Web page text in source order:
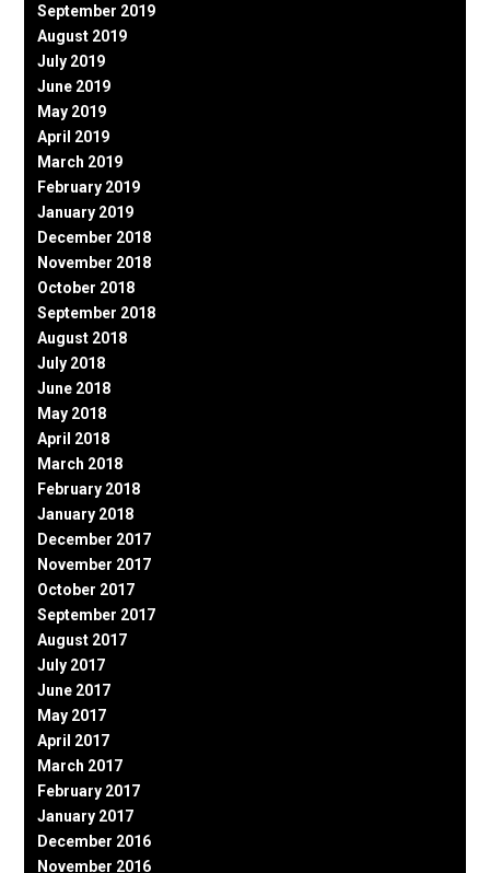
September 2019
August 2019
July 2019
June 2019
May 2019
April 2019
March 2019
February 2019
January 2019
December 2018
November 2018
October 2018
September 2018
August 2018
July 2018
June 2018
May 2018
April 2018
March 2018
February 2018
January 2018
December 2017
November 2017
October 2017
September 2017
August 2017
July 2017
June 2017
May 2017
April 2017
March 2017
February 2017
January 2017
December 2016
November 2016